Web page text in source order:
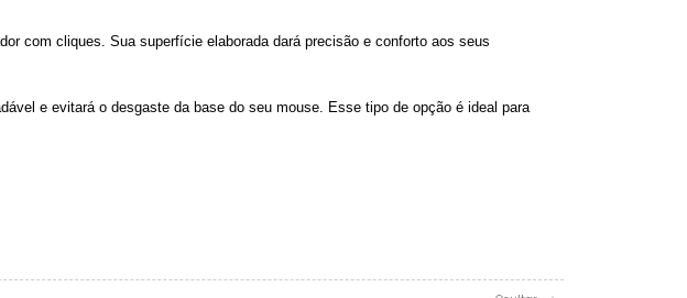
com cliques. Sua superfície elaborada dará precisão e conforto aos seus
e evitará o desgaste da base do seu mouse. Esse tipo de opção é ideal para